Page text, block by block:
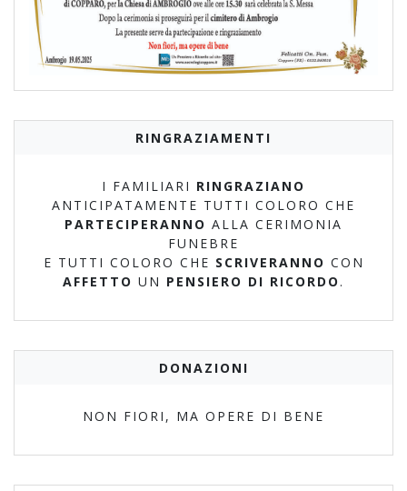
RINGRAZIAMENTI
I FAMILIARI RINGRAZIANO
ANTICIPATAMENTE TUTTI COLORO CHE
PARTECIPERANNO ALLA CERIMONIA
FUNEBRE
E TUTTI COLORO CHE SCRIVERANNO CON
AFFETTO UN PENSIERO DI RICORDO .
DONAZIONI
NON FIORI, MA OPERE DI BENE